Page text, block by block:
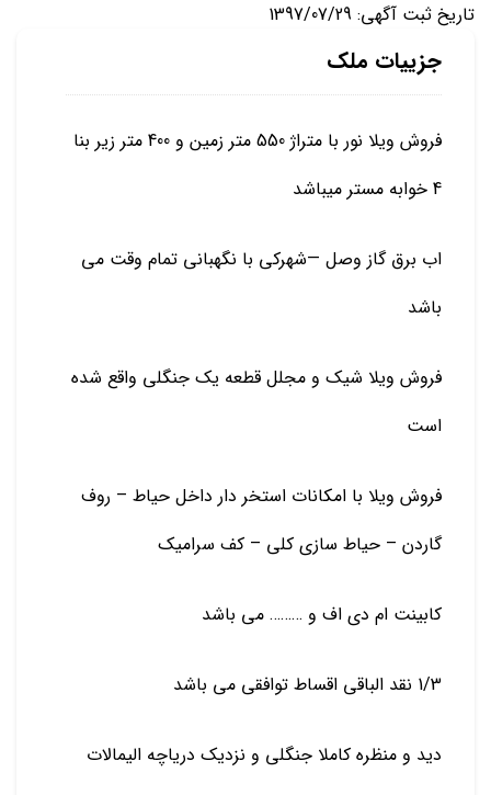
تاریخ ثبت آگهی: 1397/07/29
جزییات ملک
فروش ویلا نور با متراژ 550 متر زمین و 400 متر زیر بنا
4 خوابه مستر میباشد
اب برق گاز وصل —شهرکی با نگهبانی تمام وقت می
باشد
فروش ویلا شیک و مجلل قطعه یک جنگلی واقع شده
است
فروش ویلا با امکانات استخر دار داخل حیاط – روف
گاردن – حیاط سازی کلی – کف سرامیک
کابینت ام دی اف و ……… می باشد
1/3 نقد الباقی اقساط توافقی می باشد
دید و منظره کاملا جنگلی و نزدیک دریاچه الیمالات